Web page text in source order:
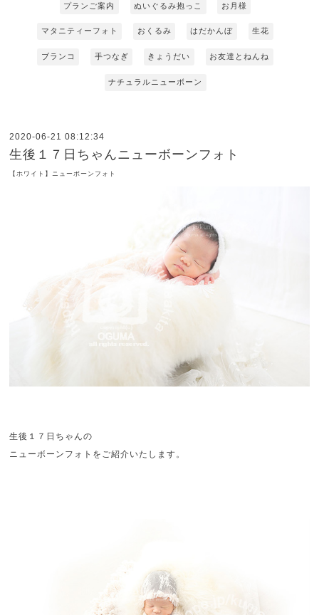
プランご案内 ぬいぐるみ抱っこ お月様
マタニティーフォト おくるみ はだかんぼ 生花
ブランコ 手つなぎ きょうだい お友達とねんね
ナチュラルニューボーン
2020-06-21 08:12:34
生後１７日ちゃんニューボーンフォト
【ホワイト】ニューボーンフォト
生後１７日ちゃんの
ニューボーンフォトをご紹介いたします。